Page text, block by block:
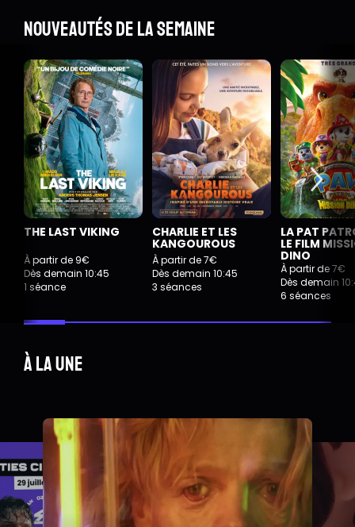
Nouveautés de la semaine
THE LAST VIKING
À partir de 9€
Dès demain 10:45
1 séance
CHARLIE ET LES
KANGOUROUS
À partir de 7€
Dès demain 10:45
3 séances
LA PAT
LE FILM
DINO
À partir de 7€
Dès demain
6 séances
À la une